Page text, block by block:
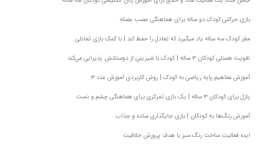
بازی حرکتی کودک دو ساله برای هماهنگی عصب عضله
مغز کودک سه ساله یاد میگیرد که تعادل را حفظ کند | با کمک بازی تعادلی
تقویت همدلی کودکان ۳ ساله | کودک با شیرینی از دوستانش پذیرایی می‌کند
آموزش مفاهیم پایه ریاضی به کودک | روش کاربردی آموزش عدد ۳
پازل برای کودکان ۳ ساله | یک بازی تمرکزی برای هماهنگی چشم و دست
آموزش رنگ‌ها به کودکان | بازی جایگذاری ساده و جذاب
ایده فعالیت ساخت رنگ سبز با هدف پرورش خلاقیت